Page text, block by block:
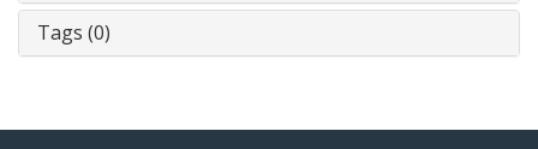
Tags (0)